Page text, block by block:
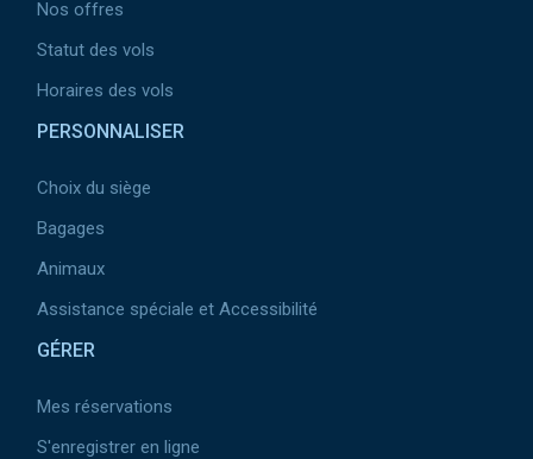
Nos offres
Statut des vols
Horaires des vols
PERSONNALISER
Choix du siège
Bagages
Animaux
Assistance spéciale et Accessibilité
GÉRER
Mes réservations
S'enregistrer en ligne